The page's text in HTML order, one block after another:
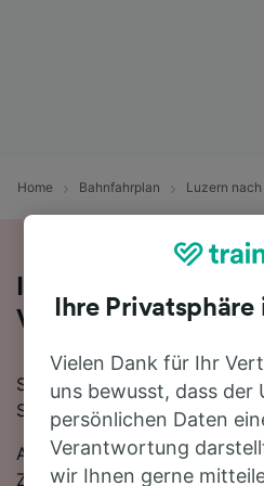
Home Bahnfahrplan Luzern
Venedig
Sie planen eine Zugfahrt von
Starten Sie jetzt Ihre Suche!
Auf der 358 km langen
Züge, die schnellste
Ihre
Vielen Dank für Ihr
uns bewusst, dass der
persönlichen Daten
Verantwortung
wir Ihnen gerne